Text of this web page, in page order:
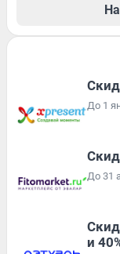
До 1
До 31
и